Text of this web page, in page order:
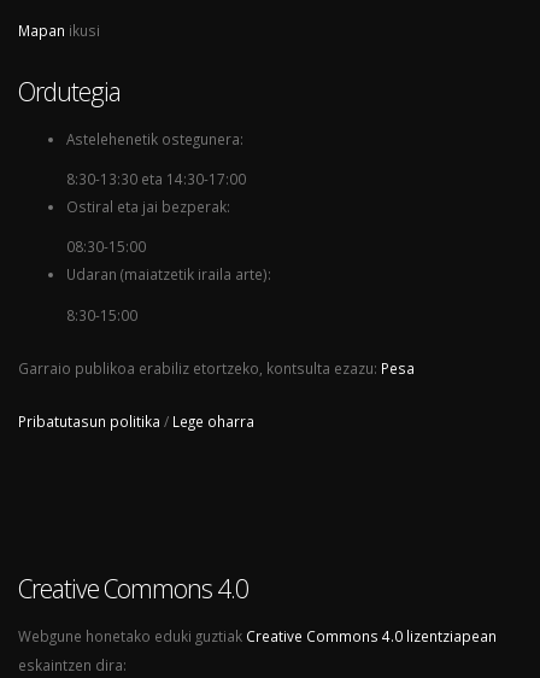
Mapan ikusi
Ordutegia
Astelehenetik ostegunera:
8:30-13:30 eta 14:30-17:00
Ostiral eta jai bezperak:
08:30-15:00
Udaran (maiatzetik iraila arte):
8:30-15:00
Garraio publikoa erabiliz etortzeko, kontsulta ezazu: Pesa
Pribatutasun politika / Lege oharra
Creative Commons 4.0
Webgune honetako eduki guztiak Creative Commons 4.0 lizentziapean
eskaintzen dira: